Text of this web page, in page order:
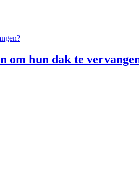
om hun dak te